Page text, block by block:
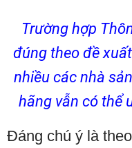
Trường hợp
đúng theo đề
nhiều các nhà
hãng vẫn có thể
Đáng chú ý là